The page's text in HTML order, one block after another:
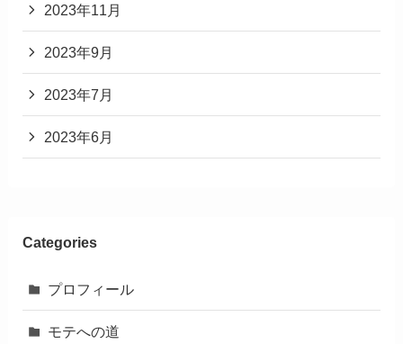
2023年11月
2023年9月
2023年7月
2023年6月
Categories
プロフィール
モテへの道